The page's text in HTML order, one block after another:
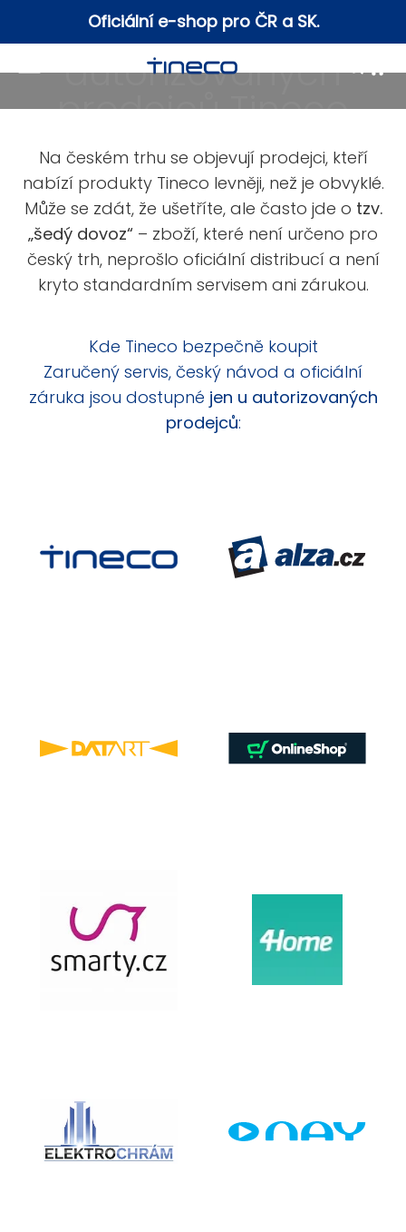
Přejít na obsahOficiální e-shop pro ČR a SK.
Tineco
Otevřít navigační menu
Na českém trhu se objevují prodejci, kteří
nabízí produkty Tineco levněji, než je obvyklé.
Může se zdát, že ušetříte, ale často jde o tzv.
„šedý dovoz“ – zboží, které není určeno pro
český trh, neprošlo oficiální distribucí a není
kryto standardním servisem ani zárukou.
Kde Tineco bezpečně koupit
Zaručený servis, český návod a oficiální
záruka jsou dostupné jen u autorizovaných
prodejců: